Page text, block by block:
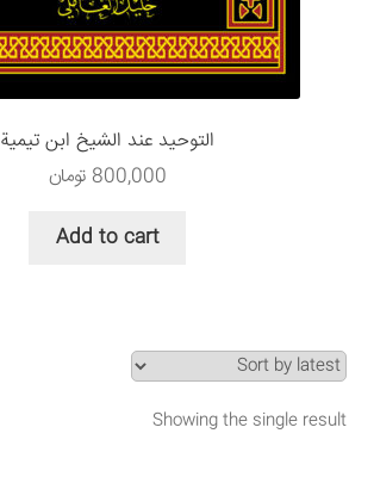
سبد خرید
قوانین و مقررات
التوحید عند الشیخ ابن تیمیة
800,000 تومان
Add to cart
Showing the single result